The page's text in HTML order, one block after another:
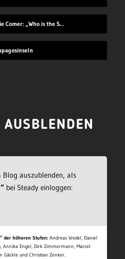
Ryan Reynolds vs Jodie Comer: „Who is the Smarter Canadian?“
Blog auszublenden, als
bei Steady einloggen:
der höheren Stufen: Andreas Wedel, Daniel
Annika Engel, Dirk Zimmermann, Marcel
Gäckle und Christian Zenker.